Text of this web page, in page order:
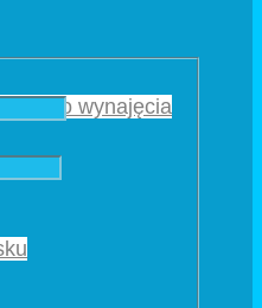
do wynajęcia